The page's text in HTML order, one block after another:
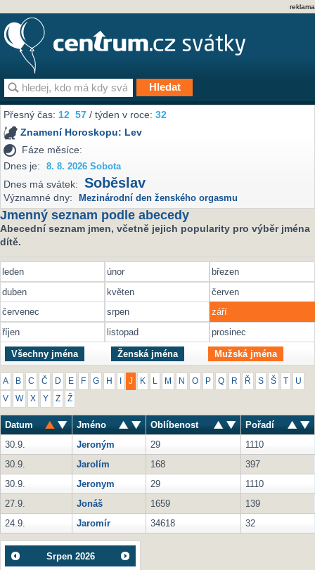
reklama
Přesný čas:12 57 / týden v roce:32
Znamení Horoskopu: Lev
Fáze měsíce:
Dnes je:
8. 8. 2026 Sobota
Dnes má svátek: Soběslav
Významné dny: Mezinárodní den ženského orgasmu
Jmenný seznam podle abecedy
Abecední seznam jmen, včetně jejich popularity pro výběr jména
dítě.
leden únor
březen
duben
květen
červen
červenec
srpen
září
říjen
listopad prosinec
Všechny jména Ženská jména Mužská jména
A B C Č D E F G H J K M N O P Q R Ř S Š U
V W X Y Z Ž
Datum Jméno Oblíbenost
Pořadí
30.9.
Jeroným 29
1110
30.9.
Jarolím 168
397
30.9.
Jeronym 29
1110
27.9.
Jonáš 1659
139
24.9.
Jaromír 34618 32
Srpen 2026